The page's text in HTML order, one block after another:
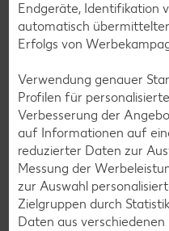
Kaufland Services
Endgeräte, Identifikation
automatisch
Erfolgs von
Verwendung genauer
Profilen für
Verbesserung der
auf Informationen auf
reduzierter Daten zur
Messung der
zur Auswahl
Zielgruppen durch
Daten aus verschiedenen